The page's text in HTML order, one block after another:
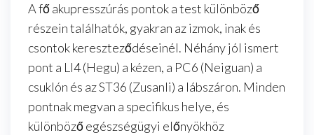
A fő akupresszúrás pontok a test különböző
részein találhatók, gyakran az izmok, inak és
csontok kereszteződéseinél. Néhány jól ismert
pont a LI4 (Hegu) a kézen, a PC6 (Neiguan) a
csuklón és az ST36 (Zusanli) a lábszáron. Minden
pontnak megvan a specifikus helye, és
különböző egészségügyi előnyökhöz